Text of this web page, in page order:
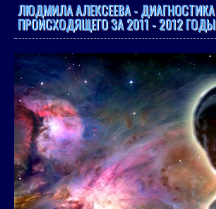
ЛЮДМИЛА АЛЕКСЕЕВА - ДИАГНОСТИКА
ПРОИСХОДЯЩЕГО ЗА 2011 - 2012 ГОДЫ